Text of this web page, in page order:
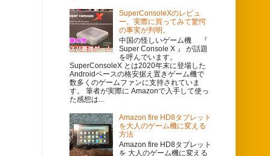
SuperConsoleXのレビュ
ー。実際に買ってみて驚愕
の事実が判明。
中国の怪しいゲーム機 『
Super Console X 』 が話題
を呼んでいます。
SuperConsoleX とは2020年末に登場した
Androidベースの格安据え置きゲーム機で
数多くのゲームファンに支持されていま
す。 筆者が実際に Amazonで入手して使っ
た感想は...
Amazon fire HD8タブレット
を大人のゲーム機に変える
方法
Amazon fire HD8タブレット
を 大人のゲーム機に変える